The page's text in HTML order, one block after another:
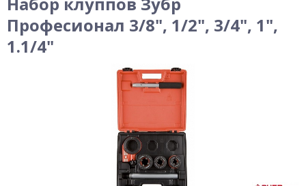
Професионал 3/8", 1/2", 3/4", 1",
1.1/4"